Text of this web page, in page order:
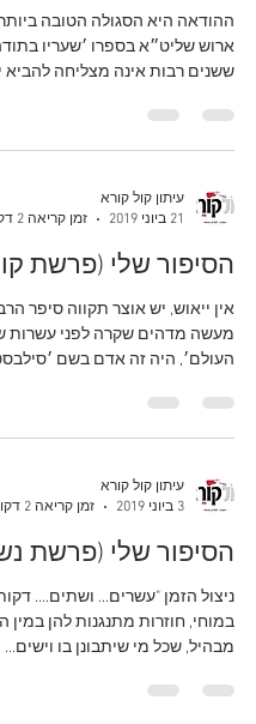
ההודאה היא הסגולה הטובה
ארוש שליט״א בספרו ׳שעריו
ששנים רבות אינה מצליחה להביא
עיתון קול קורא
21 ביוני 2019
זמן קריאה 2 דקות
הסיפור שלי (פרשת
אין ייאוש, יש אוצר תקווה סיפר
מעשה מדהים שקרה לפני עשרות
העולם׳, היה זה אדם בשם
עיתון קול קורא
3 ביוני 2019
זמן קריאה 2 דקות
הסיפור שלי (פרשת
ניצול הזמן "עשרים... ושתים....
במוחי, חוזרות מתנגנות להן במין
מבהיל, שכל מי שיתבונן בו וישים...